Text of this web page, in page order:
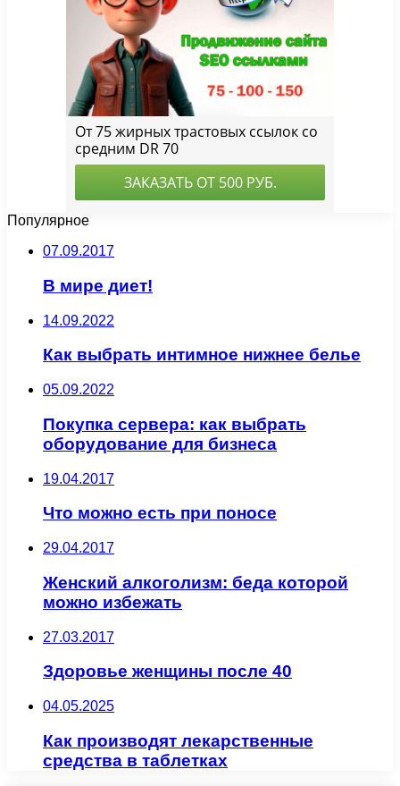
Популярное
07.09.2017
В мире диет!
14.09.2022
Как выбрать интимное нижнее белье
05.09.2022
Покупка сервера: как выбрать
оборудование для бизнеса
19.04.2017
Что можно есть при поносе
29.04.2017
Женский алкоголизм: беда которой
можно избежать
27.03.2017
Здоровье женщины после 40
04.05.2025
Как производят лекарственные
средства в таблетках